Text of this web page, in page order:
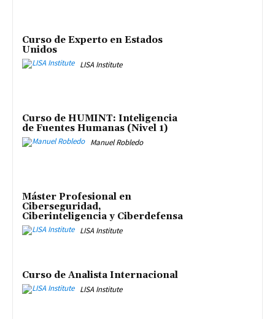
Curso de Experto en Estados
Unidos
LISA Institute
Curso de HUMINT: Inteligencia
de Fuentes Humanas (Nivel 1)
Manuel Robledo
Máster Profesional en
Ciberseguridad,
Ciberinteligencia y Ciberdefensa
LISA Institute
Curso de Analista Internacional
LISA Institute